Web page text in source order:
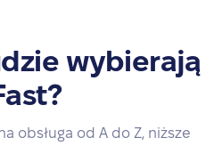
wybierają
obsługa od A do Z, niższe